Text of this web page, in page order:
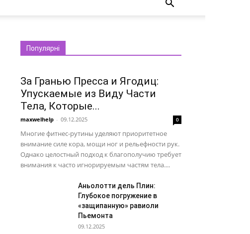
Популярні
За Гранью Пресса и Ягодиц:
Упускаемые из Виду Части
Тела, Которые...
maxwelhelp - 09.12.2025 0
Многие фитнес-рутины уделяют приоритетное
внимание силе кора, мощи ног и рельефности рук.
Однако целостный подход к благополучию требует
внимания к часто игнорируемым частям тела....
Аньолотти дель Плин:
Глубокое погружение в
«защипанную» равиоли
Пьемонта
09.12.2025